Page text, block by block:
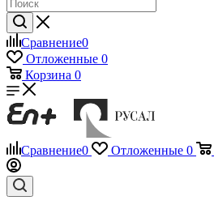
Сравнение0
Отложенные 0
Корзина 0
Сравнение0 Отложенные 0